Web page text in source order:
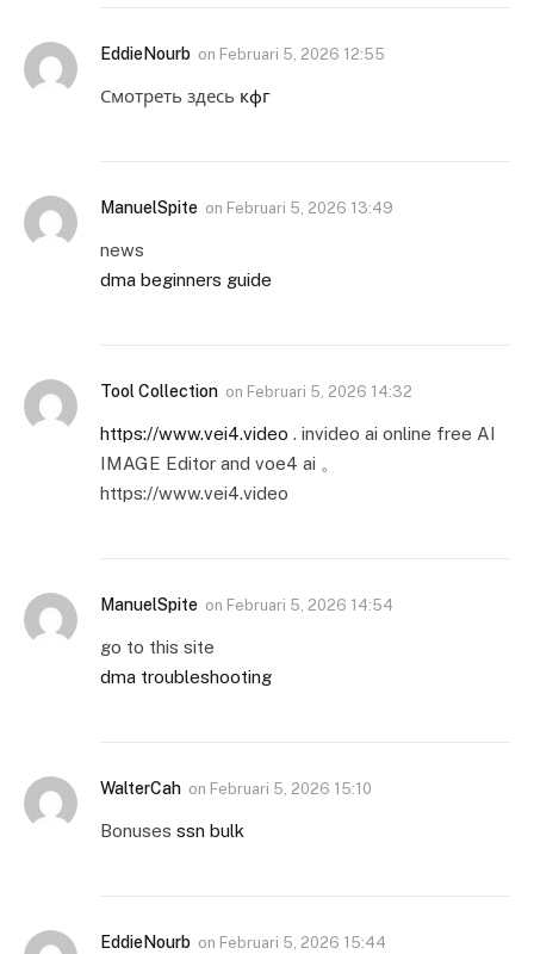
EddieNourb on Februari 5, 2026 12:55
Смотреть здесь кфг
ManuelSpite on Februari 5, 2026 13:49
news
dma beginners guide
Tool Collection on Februari 5, 2026 14:32
https://www.vei4.video . invideo ai online free AI
IMAGE Editor and voe4 ai 。
https://www.vei4.video
ManuelSpite on Februari 5, 2026 14:54
go to this site
dma troubleshooting
WalterCah on Februari 5, 2026 15:10
Bonuses ssn bulk
EddieNourb on Februari 5, 2026 15:44